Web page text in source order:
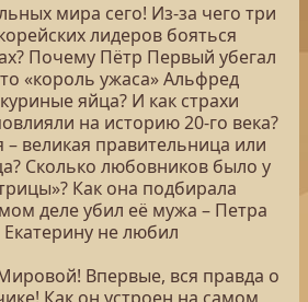
мира сего! Из-за чего три
лидеров бояться
Почему Пётр Первый убегал
«король ужаса» Альфред
яйца? И как страхи
на историю 20-го века?
– великая правительница или
Сколько любовников было у
Как она подбирала
деле убил её мужа – Петра
Екатерину не любил
Впервые, вся правда о